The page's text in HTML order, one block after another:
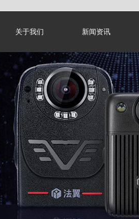
关于我们 新闻资讯